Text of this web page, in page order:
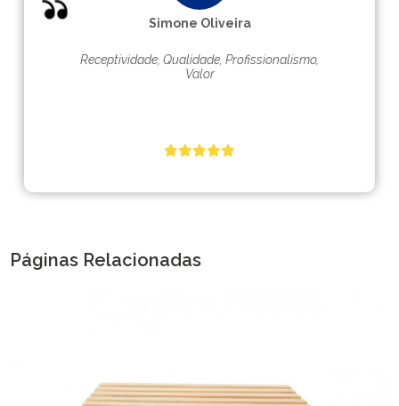
Simone Oliveira
Receptividade, Qualidade, Profissionalismo,
Valor
Páginas Relacionadas